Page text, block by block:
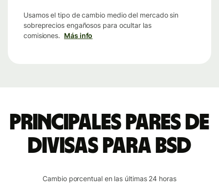
Usamos el tipo de cambio medio del mercado sin
sobreprecios engañosos para ocultar las
comisiones. Más info
Principales pares de
divisas para BSD
Cambio porcentual en las últimas 24 horas